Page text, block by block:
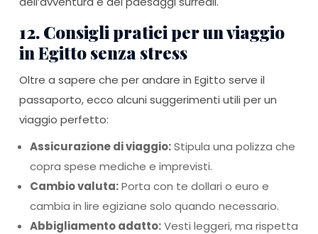
12. Consigli pratici per un viaggio
in Egitto senza stress
Oltre a sapere che per andare in Egitto serve il
passaporto, ecco alcuni suggerimenti utili per un
viaggio perfetto:
Assicurazione di viaggio:Stipula una polizza che
copra spese mediche e imprevisti.
Cambio valuta:Porta con te dollari o euro e
cambia in lire egiziane solo quando necessario.
Abbigliamento adatto:Vesti leggeri, ma rispetta